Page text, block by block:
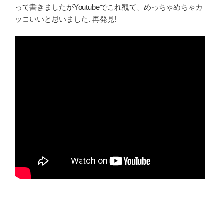
って書きましたがYoutubeでこれ観て、めっちゃめちゃカ
ッコいいと思いました. 再発見!